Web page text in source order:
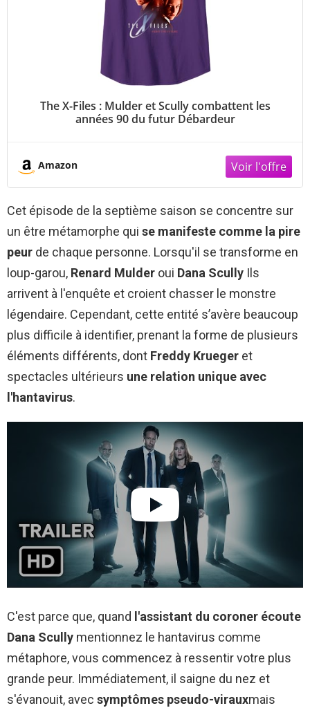
The X-Files : Mulder et Scully combattent les
années 90 du futur Débardeur
Amazon
Cet épisode de la septième saison se concentre sur
un être métamorphe qui se manifeste comme la pire
peur de chaque personne. Lorsqu'il se transforme en
loup-garou, Renard Mulder oui Dana Scully Ils
arrivent à l'enquête et croient chasser le monstre
légendaire. Cependant, cette entité s’avère beaucoup
plus difficile à identifier, prenant la forme de plusieurs
éléments différents, dont Freddy Krueger et
spectacles ultérieurs une relation unique avec
l'hantavirus.
C'est parce que, quand l'assistant du coroner écoute
Dana Scully mentionnez le hantavirus comme
métaphore, vous commencez à ressentir votre plus
grande peur. Immédiatement, il saigne du nez et
s'évanouit, avec symptômes pseudo-virauxmais